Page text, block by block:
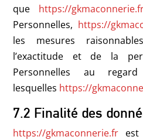
que
https://
Personnelles, https://
les mesures
l’exactitude et de la
Personnelles au
lesquelles https://
7.2 Finalité des
https://gkmaconnerie.fr